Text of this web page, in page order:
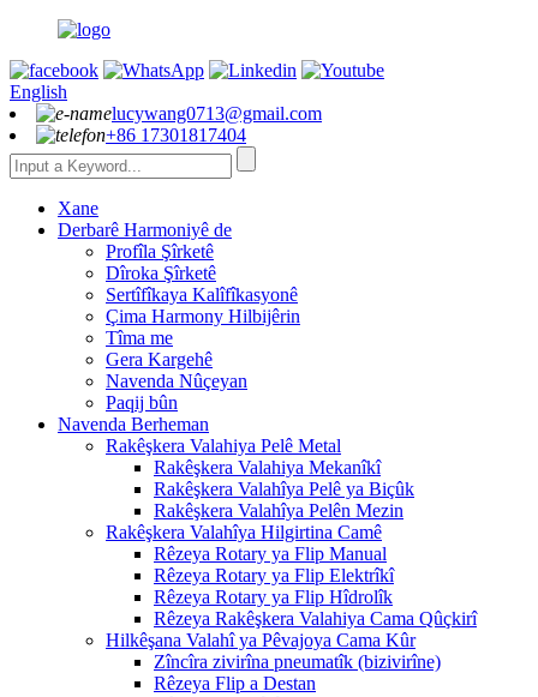
English
lucywang0713@gmail.com
+86 17301817404
Xane
Derbarê Harmoniyê de
Profîla Şîrketê
Dîroka Şîrketê
Sertîfîkaya Kalîfîkasyonê
Çima Harmony Hilbijêrin
Tîma me
Gera Kargehê
Navenda Nûçeyan
Paqij bûn
Navenda Berheman
Rakêşkera Valahiya Pelê Metal
Rakêşkera Valahiya Mekanîkî
Rakêşkera Valahîya Pelê ya Biçûk
Rakêşkera Valahîya Pelên Mezin
Rakêşkera Valahîya Hilgirtina Camê
Rêzeya Rotary ya Flip Manual
Rêzeya Rotary ya Flip Elektrîkî
Rêzeya Rotary ya Flip Hîdrolîk
Rêzeya Rakêşkera Valahiya Cama Qûçkirî
Hilkêşana Valahî ya Pêvajoya Cama Kûr
Zîncîra zivirîna pneumatîk (bizivirîne)
Rêzeya Flip a Destan